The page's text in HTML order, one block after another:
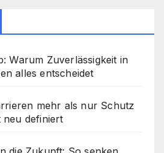
Warum Zuverlässigkeit in
alles entscheidet
mehr als nur Schutz
neu definiert